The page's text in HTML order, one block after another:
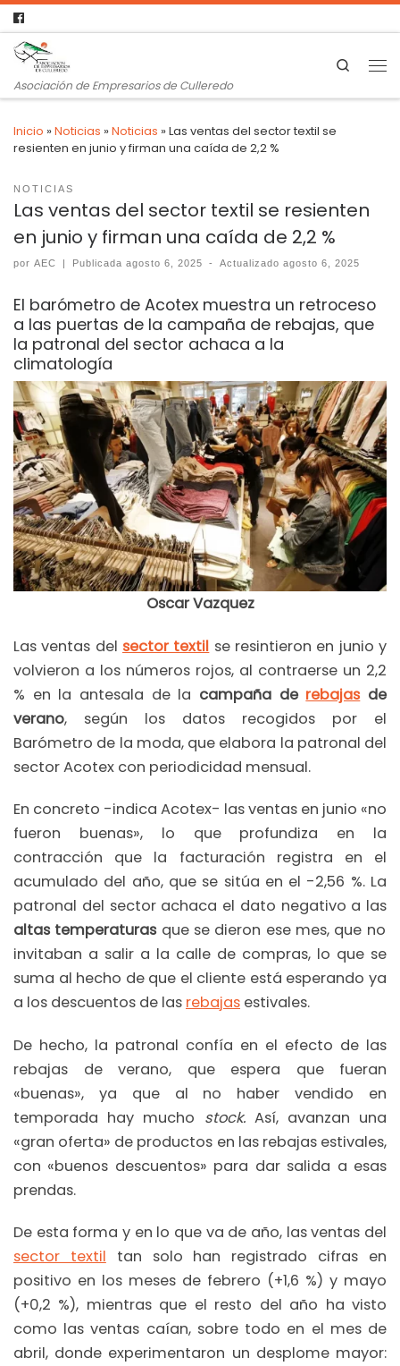
Asociación de Empresarios de Culleredo
Search
Inicio »Noticias »Noticias »Las ventas del sector textil se
resienten en junio y firman una caída de 2,2 %
NOTICIAS
Las ventas del sector textil se resienten
en junio y firman una caída de 2,2 %
por AEC | Publicadaagosto 6, 2025 - Actualizadoagosto 6, 2025
El barómetro de Acotex muestra un retroceso
a las puertas de la campaña de rebajas, que
la patronal del sector achaca a la
climatología
Oscar Vazquez
Las ventas del sector textil se resintieron en junio y
volvieron a los números rojos, al contraerse un 2,2
% en la antesala de la campaña de rebajasde
verano, según los datos recogidos por el
Barómetro de la moda, que elabora la patronal del
sector Acotex con periodicidad mensual.
En concreto -indica Acotex- las ventas en junio «no
fueron buenas», lo que profundiza en la
contracción que la facturación registra en el
acumulado del año, que se sitúa en el -2,56 %. La
patronal del sector achaca el dato negativo a las
altas temperaturas que se dieron ese mes, que no
invitaban a salir a la calle de compras, lo que se
suma al hecho de que el cliente está esperando ya
a los descuentos de las rebajas estivales.
De hecho, la patronal confía en el efecto de las
rebajas de verano, que espera que fueran
«buenas», ya que al no haber vendido en
temporada hay mucho stock. Así, avanzan una
«gran oferta» de productos en las rebajas estivales,
con «buenos descuentos» para dar salida a esas
prendas.
De esta forma y en lo que va de año, las ventas del
sector textil tan solo han registrado cifras en
positivo en los meses de febrero (+1,6 %) y mayo
(+0,2 %), mientras que el resto del año ha visto
como las ventas caían, sobre todo en el mes de
abril, donde experimentaron un desplome mayor: